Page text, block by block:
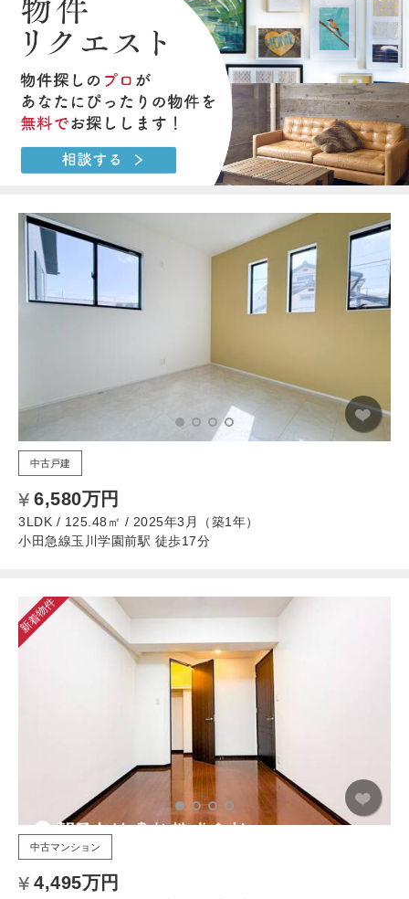
中古戸建
6,580万円
3LDK / 125.48㎡ / 2025年3月（築1年）
小田急線玉川学園前駅 徒歩17分
新着物件
中古マンション
4,495万円